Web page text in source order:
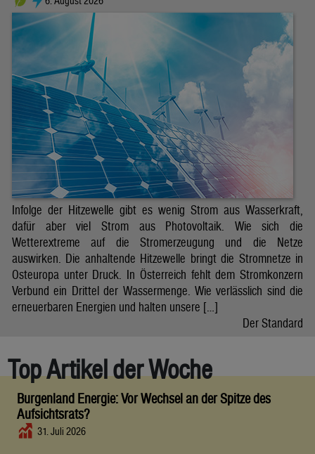
Infolge der Hitzewelle gibt es wenig Strom aus Wasserkraft,
dafür aber viel Strom aus Photovoltaik. Wie sich die
Wetterextreme auf die Stromerzeugung und die Netze
auswirken. Die anhaltende Hitzewelle bringt die Stromnetze in
Osteuropa unter Druck. In Österreich fehlt dem Stromkonzern
Verbund ein Drittel der Wassermenge. Wie verlässlich sind die
erneuerbaren Energien und halten unsere […]
Der Standard
Top Artikel der Woche
Burgenland Energie: Vor Wechsel an der Spitze des
Aufsichtsrats?
31. Juli 2026